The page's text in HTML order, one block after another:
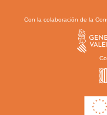
Con la colaboración de la